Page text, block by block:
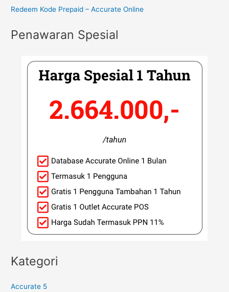
Redeem Kode Prepaid – Accurate Online
Penawaran Spesial
Kategori
Accurate 5